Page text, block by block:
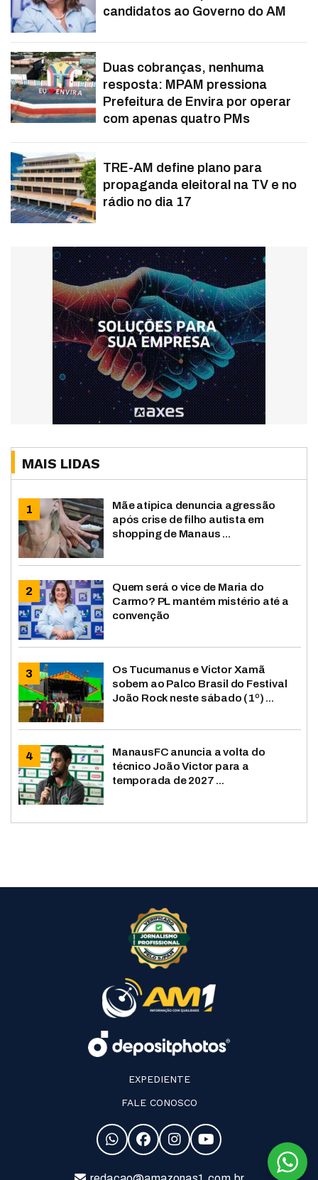
candidatos ao Governo do AM
Duas cobranças, nenhuma
resposta: MPAM pressiona
Prefeitura de Envira por operar
com apenas quatro PMs
TRE-AM define plano para
propaganda eleitoral na TV e no
rádio no dia 17
MAIS LIDAS
Mãe atípica denuncia agressão
após crise de filho autista em
shopping de Manaus ...
Quem será o vice de Maria do
Carmo? PL mantém mistério até a
convenção
Os Tucumanus e Victor Xamã
sobem ao Palco Brasil do Festival
João Rock neste sábado (1º) ...
ManausFC anuncia a volta do
técnico João Victor para a
temporada de 2027 ...
EXPEDIENTE
FALE CONOSCO